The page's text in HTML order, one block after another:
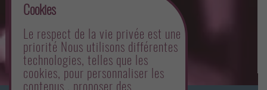
organisées par Philippe
toute l’année et des offres
mensuelles sur un whisky
en particulier.
Cookies
Le respect de la vie privée est une
priorité Nous utilisons différentes
technologies, telles que les
cookies, pour personnaliser les
contenus , proposer des